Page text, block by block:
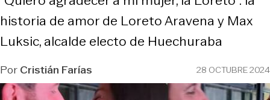
historia de amor de Loreto Aravena y Max
Luksic, alcalde electo de Huechuraba
PorCristián Farías 28 OCTUBRE 2024